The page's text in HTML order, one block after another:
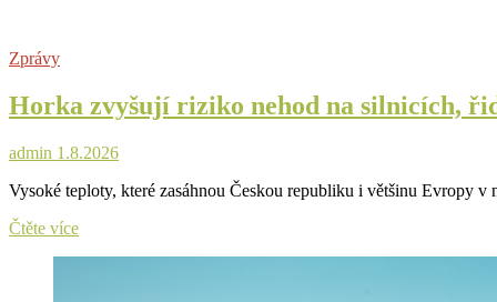
hradu
Seeberg
Zprávy
Horka zvyšují riziko nehod na silnicích,
admin 1.8.2026
Vysoké teploty, které zasáhnou Českou republiku i většinu Evropy
Čtěte víceHorka